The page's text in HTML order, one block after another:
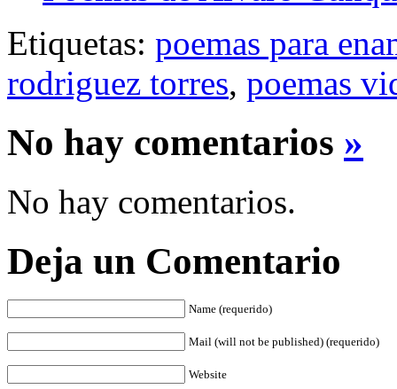
Etiquetas: poemas para
rodriguez torres, poemas
No hay comentarios »
No hay comentarios.
Deja un Comentario
Name (requerido)
Mail (will not be published) (requerido)
Website